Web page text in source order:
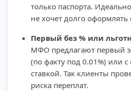
только паспорта.
не хочет долго оформлять
Первый без % или
МФО предлагают первый
(по факту под 0.01%) или
ставкой. Так клиенты
риска переплат.